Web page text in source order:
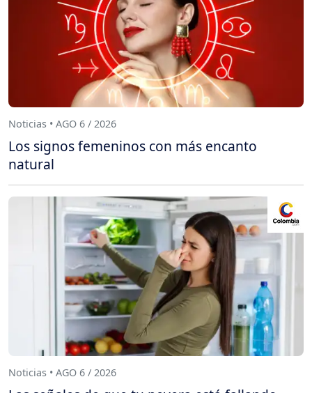
Noticias • AGO 6 / 2026
Los signos femeninos con más encanto
natural
Noticias • AGO 6 / 2026